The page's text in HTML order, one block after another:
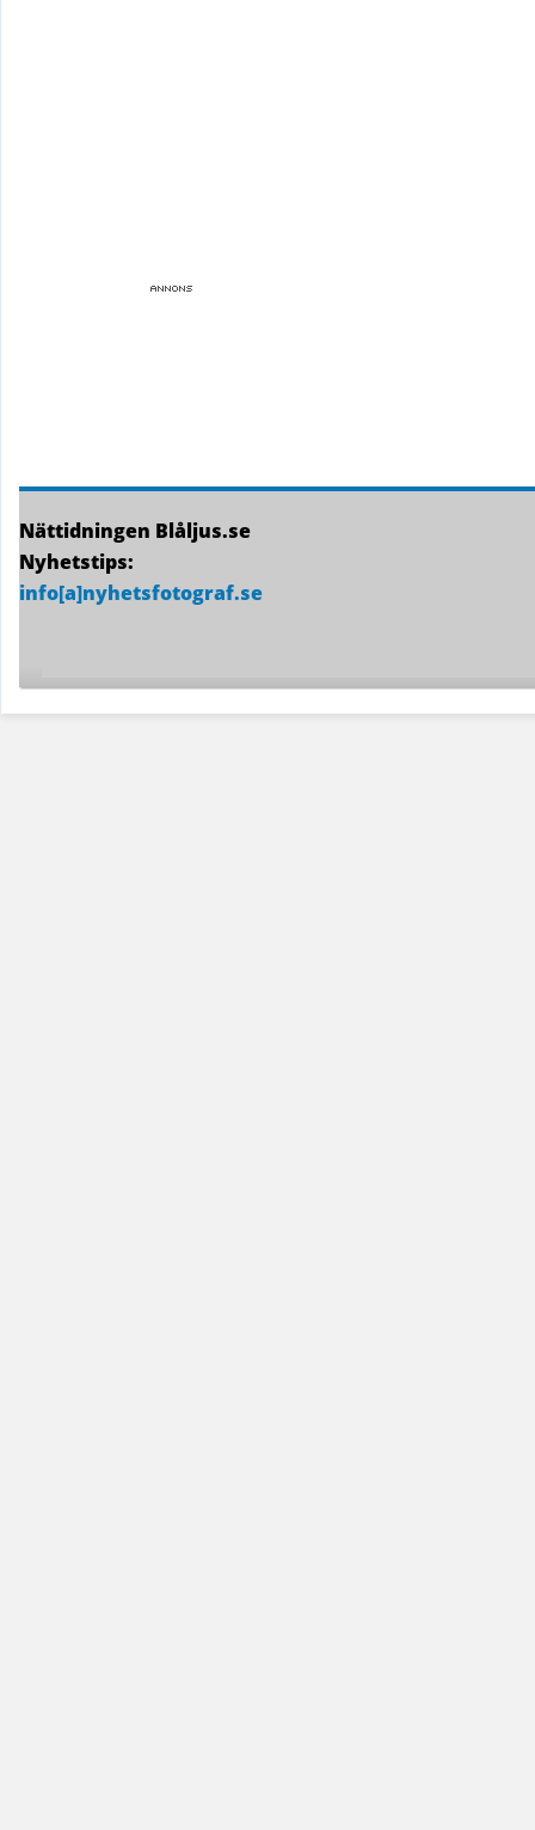
Nättidningen Blåljus.se
Nyhetstips:
info[a]nyhetsfotograf.se